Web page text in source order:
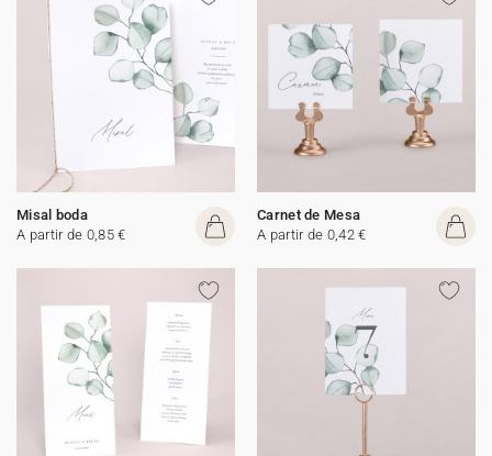
Misal boda
A partir de 0,85 €
Carnet de Mesa
A partir de 0,42 €